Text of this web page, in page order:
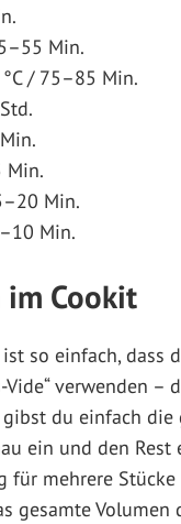
Min.
/ 75–85 Min.
Min.
Min.
Min.
im Cookit
so einfach,
verwenden
du einfach die
ein und den
für mehrere
gesamte